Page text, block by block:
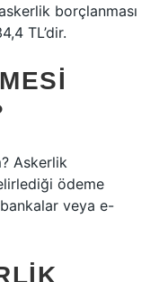
borçlanması
TL’dir.
Askerlik
ödeme
bankalar veya e-